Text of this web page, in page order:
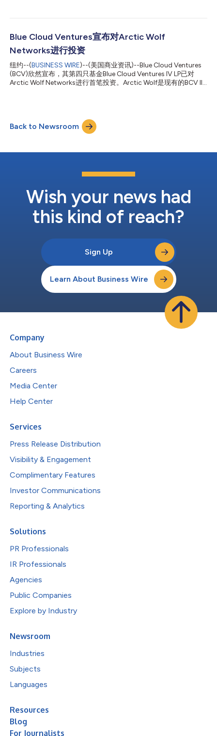
Blue Cloud Ventures宣布对Arctic Wolf
Networks进行投资
纽约--(BUSINESS WIRE)--(美国商业资讯)--Blue Cloud Ventures
(BCV)欣然宣布，其第四只基金Blue Cloud Ventures IV LP已对
Arctic Wolf Networks进行首笔投资。Arctic Wolf是现有的BCV III
领先解决方案，并为客户解决重大关键难题，提供可量化的投资回
报率。” BCV运营合伙人Joel Lou补充道：“我们对SaaS市场的强大
顺风趋势以及执行我们为市场领先软件公司提供增长资金的重点工
司的年度经常性收入通常在1000万到1亿美元之间。该基金可牵头
活性和协作量身定制的投资策略，BCV使领先的云软件公司能够筹
集到合适规模的增长轮资金。通过灵活的投资金额、董事会代表和
Back to Newsroom
Wish your news had
this kind of reach?
Sign Up
Learn About Business Wire
Company
About Business Wire
Careers
Media Center
Help Center
Services
Press Release Distribution
Visibility & Engagement
Complimentary Features
Investor Communications
Reporting & Analytics
Solutions
PR Professionals
IR Professionals
Agencies
Public Companies
Explore by Industry
Newsroom
Industries
Subjects
Languages
Resources
Blog
For Journalists